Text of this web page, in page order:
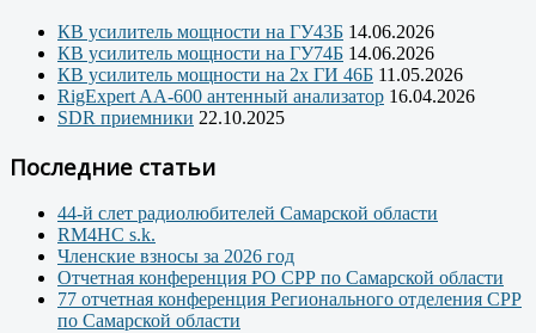
КВ усилитель мощности на ГУ43Б 14.06.2026
КВ усилитель мощности на ГУ74Б 14.06.2026
КВ усилитель мощности на 2х ГИ 46Б 11.05.2026
RigExpert AA-600 антенный анализатор 16.04.2026
SDR приемники 22.10.2025
Последние статьи
44-й слет радиолюбителей Самарской области
RM4HC s.k.
Членские взносы за 2026 год
Отчетная конференция РО СРР по Самарской области
77 отчетная конференция Регионального отделения СРР
по Самарской области